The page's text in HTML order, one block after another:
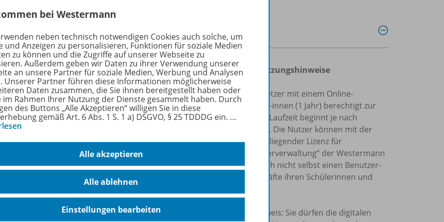
Einzellizenz für Schüler/-innen (1 Jahr) - Lizenzbedingungen und Nutzungshinweise
der BiBox-Einzellizenz für Schüler/-innen ist nur für registrierte Nutzer mit einem Online-
der Westermann Gruppe möglich. Eine Einzellizenz für Schüler/-innen (1 Jahr) berechtigt zur
durch einen einzelnen Nutzer (Lehrkraft, Schülerin oder Schüler). Die Laufzeit beginnt je nach
an der Kasse direkt ab Kauf oder beim Einlösen des Online-Schlüssels. Die Nutzer können mit der
Version, der Online-Version und den Tablet-Apps arbeiten. Bei vorliegender Lizenz für
und Lehrer lassen sich die Einzellizenzen über die „Zentrale Schülerverwaltung“ der Westermann
einrichten und verwalten. So müssen die Schülerinnen und Schüler sich nicht selbst einen Benutzer-
bei der Westermann Gruppe einrichten. Anschließend können Lehrkräfte ihren Schülerinnen und
Materialien in der BiBox-Einzellizenz freischalten.
Sie zur Nutzung des Kopier- und Snipping-Tools folgenden Hinweis: Sie dürfen die digitalen
bei Westermann
neben technisch notwendigen Cookies auch solche, um
und Anzeigen zu personalisieren, Funktionen für soziale Medien
zu können und die Zugriffe auf unserer Webseite zu
Außerdem geben wir Daten zu ihrer Verwendung unserer
an unsere Partner für soziale Medien, Werbung und Analysen
Unserer Partner führen diese Informationen möglicherweise
Daten zusammen, die Sie ihnen bereitgestellt haben oder
im Rahmen Ihrer Nutzung der Dienste gesammelt haben. Durch
des Buttons „Alle Akzeptieren“ willigen Sie in diese
gemäß Art. 6 Abs. 1 S. 1 a) DSGVO, § 25 TDDDG ein. …
Alle akzeptieren
Alle ablehnen
Einstellungen bearbeiten